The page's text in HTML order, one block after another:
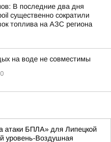
В последние два дня
существенно сократили
топлива на АЗС региона
на воде не совместимы
атаки БПЛА» для Липецкой
уровень-Воздушная